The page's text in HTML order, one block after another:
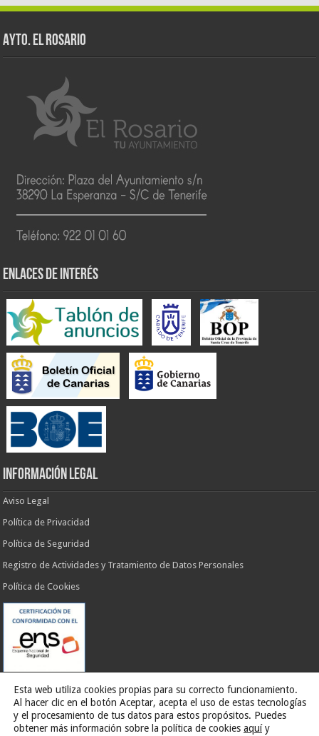
AYTO. EL ROSARIO
ENLACES DE INTERÉS
INFORMACIÓN LEGAL
Aviso Legal
Política de Privacidad
Política de Seguridad
Registro de Actividades y Tratamiento de Datos Personales
Política de Cookies
Esta web utiliza cookies propias para su correcto funcionamiento.
Al hacer clic en el botón Aceptar, acepta el uso de estas tecnologías
y el procesamiento de tus datos para estos propósitos. Puedes
obtener más información sobre la política de cookies aquíy